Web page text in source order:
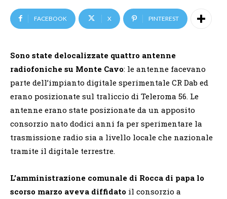
FACEBOOK X PINTEREST
Sono state delocalizzate quattro antenne
radiofoniche su Monte Cavo: le antenne facevano
parte dell’impianto digitale sperimentale CR Dab ed
erano posizionate sul traliccio di Teleroma 56. Le
antenne erano state posizionate da un apposito
consorzio nato dodici anni fa per sperimentare la
trasmissione radio sia a livello locale che nazionale
tramite il digitale terrestre.
L’amministrazione comunale di Rocca di papa lo
scorso marzo aveva diffidato il consorzio a